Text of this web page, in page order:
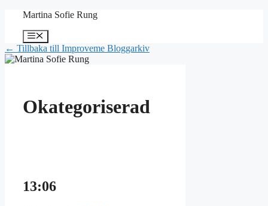
Hoppa
innehåll
Martina Sofie Rung
Meny
← Tillbaka till Improveme Bloggarkiv
Okategoriserad
13:06